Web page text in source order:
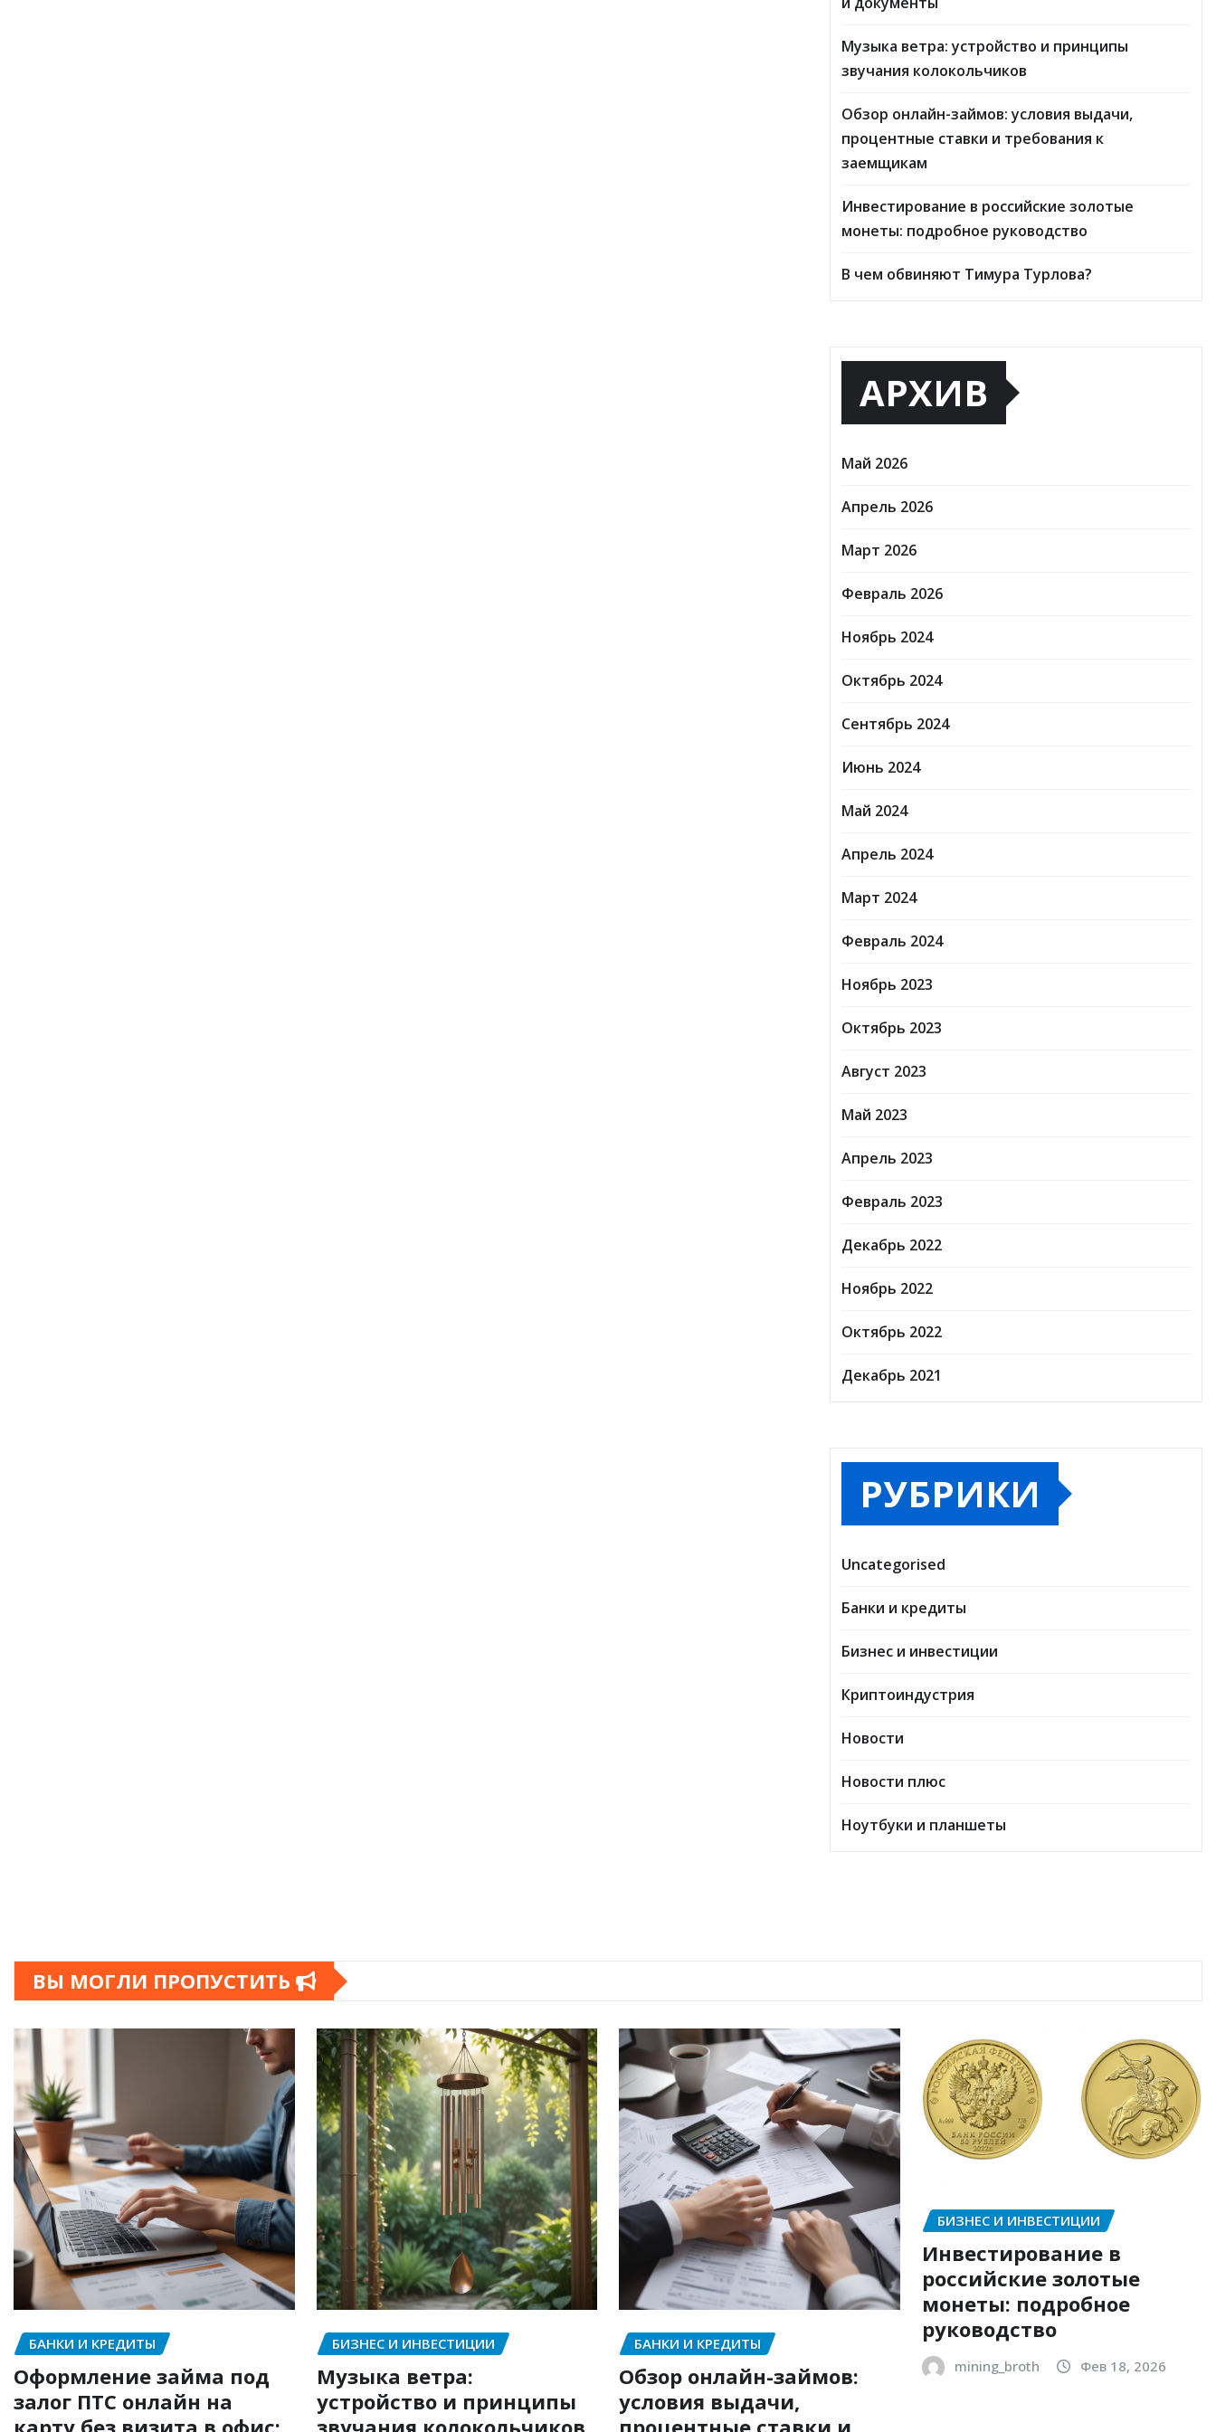
Музыка ветра: устройство и принципы
звучания колокольчиков
Обзор онлайн-займов: условия выдачи,
процентные ставки и требования к
заемщикам
Инвестирование в российские золотые
монеты: подробное руководство
В чем обвиняют Тимура Турлова?
АРХИВ
Май 2026
Апрель 2026
Март 2026
Февраль 2026
Ноябрь 2024
Октябрь 2024
Сентябрь 2024
Июнь 2024
Май 2024
Апрель 2024
Март 2024
Февраль 2024
Ноябрь 2023
Октябрь 2023
Август 2023
Май 2023
Апрель 2023
Февраль 2023
Декабрь 2022
Ноябрь 2022
Октябрь 2022
Декабрь 2021
РУБРИКИ
Uncategorised
Банки и кредиты
Бизнес и инвестиции
Криптоиндустрия
Новости
Новости плюс
Ноутбуки и планшеты
ВЫ МОГЛИ ПРОПУСТИТЬ
БАНКИ И КРЕДИТЫ
Оформление займа под
залог ПТС онлайн на
БИЗНЕС И ИНВЕСТИЦИИ
Музыка ветра:
устройство и принципы
БАНКИ И КРЕДИТЫ
Обзор онлайн-займов:
условия выдачи,
БИЗНЕС И ИНВЕСТИЦИИ
Инвестирование в
российские золотые
монеты: подробное
руководство
mining_broth Фев 18, 2026